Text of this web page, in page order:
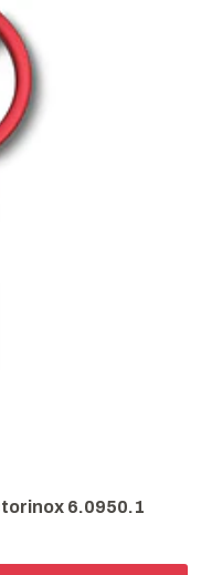
6.0950.1